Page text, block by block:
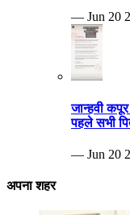
— Jun 20
जान्हवी
पहले सभी
— Jun 20
अपना शहर